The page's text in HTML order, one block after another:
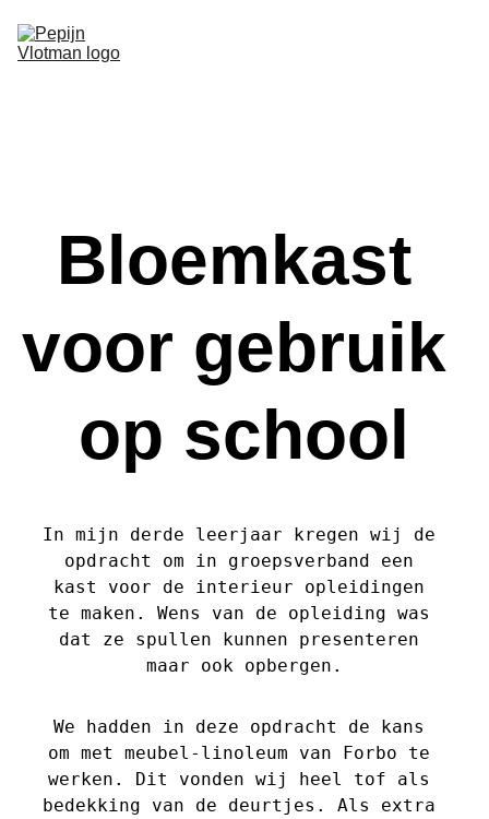
Bloemkast
voor gebruik
op school
In mijn derde leerjaar kregen wij de
opdracht om in groepsverband een
kast voor de interieur opleidingen
te maken. Wens van de opleiding was
dat ze spullen kunnen presenteren
maar ook opbergen.
We hadden in deze opdracht de kans
om met meubel-linoleum van Forbo te
werken. Dit vonden wij heel tof als
bedekking van de deurtjes. Als extra